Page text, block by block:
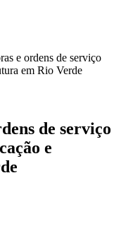
e ordens de serviço
em Rio Verde
de serviço
e